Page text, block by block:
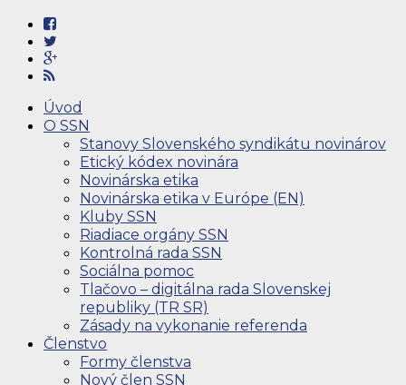
Úvod
O SSN
Stanovy Slovenského syndikátu novinárov
Etický kódex novinára
Novinárska etika
Novinárska etika v Európe (EN)
Kluby SSN
Riadiace orgány SSN
Kontrolná rada SSN
Sociálna pomoc
Tlačovo – digitálna rada Slovenskej
republiky (TR SR)
Zásady na vykonanie referenda
Členstvo
Formy členstva
Nový člen SSN